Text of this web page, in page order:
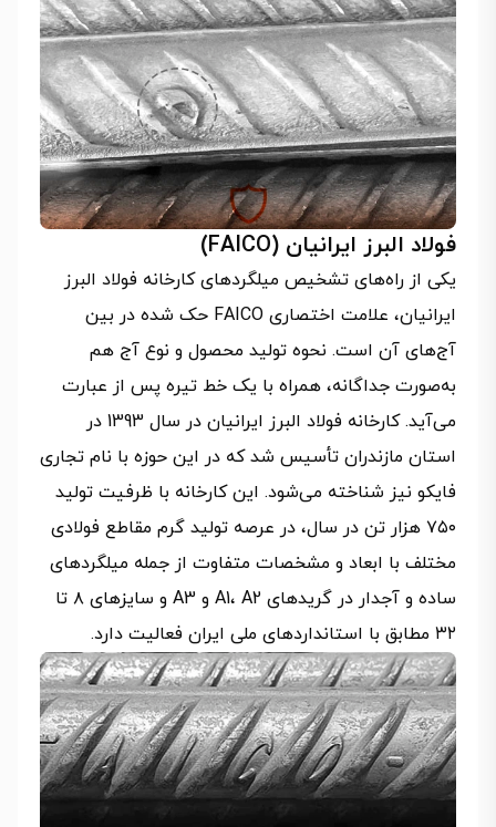
فولاد البرز ایرانیان (FAICO)
یکی از راه‌های تشخیص میلگردهای کارخانه فولاد البرز
ایرانیان، علامت اختصاری FAICO حک شده در بین
آج‌های آن است. نحوه تولید محصول و نوع آج هم
به‌صورت جداگانه، همراه با یک خط تیره پس از عبارت
می‌آید. کارخانه فولاد البرز ایرانیان در سال 1393 در
استان مازندران تأسیس شد که در این حوزه با نام تجاری
فایکو نیز شناخته می‌شود. این کارخانه با ظرفیت تولید
۷۵۰ هزار تن در سال، در عرصه تولید گرم مقاطع فولادی
مختلف با ابعاد و مشخصات متفاوت از جمله میلگردهای
ساده و آجدار در گریدهای A1، A2 و A3 و سایزهای ۸ تا
۳۲ مطابق با استانداردهای ملی ایران فعالیت دارد.